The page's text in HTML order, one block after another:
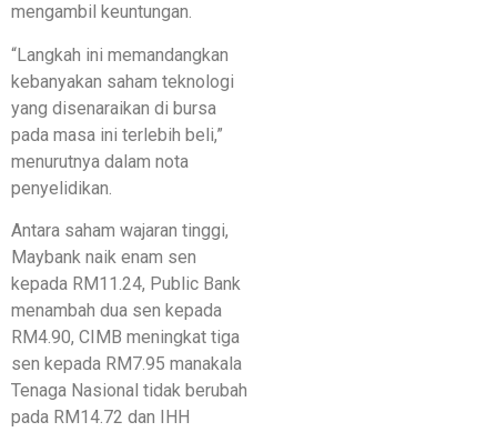
mengambil keuntungan.
“Langkah ini memandangkan
kebanyakan saham teknologi
yang disenaraikan di bursa
pada masa ini terlebih beli,”
menurutnya dalam nota
penyelidikan.
Antara saham wajaran tinggi,
Maybank naik enam sen
kepada RM11.24, Public Bank
menambah dua sen kepada
RM4.90, CIMB meningkat tiga
sen kepada RM7.95 manakala
Tenaga Nasional tidak berubah
pada RM14.72 dan IHH